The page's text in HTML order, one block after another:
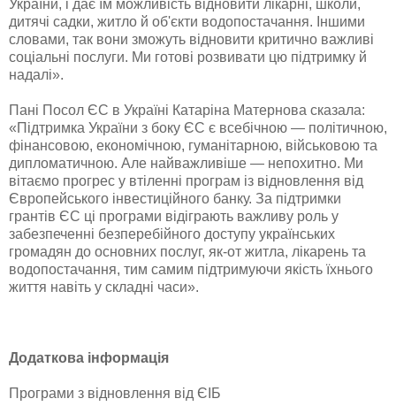
України, і дає їм можливість відновити лікарні, школи,
дитячі садки, житло й об'єкти водопостачання. Іншими
словами, так вони зможуть відновити критично важливі
соціальні послуги. Ми готові розвивати цю підтримку й
надалі».
Пані Посол ЄС в Україні Катаріна Матернова сказала:
«Підтримка України з боку ЄС є всебічною — політичною,
фінансовою, економічною, гуманітарною, військовою та
дипломатичною. Але найважливіше — непохитно. Ми
вітаємо прогрес у втіленні програм із відновлення від
Європейського інвестиційного банку. За підтримки
грантів ЄС ці програми відіграють важливу роль у
забезпеченні безперебійного доступу українських
громадян до основних послуг, як-от житла, лікарень та
водопостачання, тим самим підтримуючи якість їхнього
життя навіть у складні часи».
Додаткова інформація
Програми з відновлення від ЄІБ